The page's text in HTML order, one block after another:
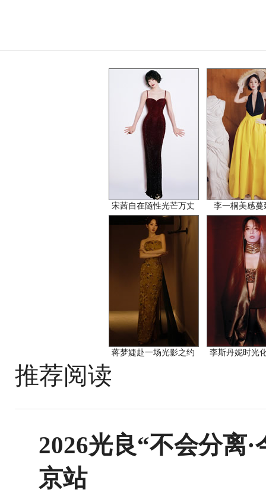
宋茜自在随性光芒万丈 李一桐美感蔓
蒋梦婕赴一场光影之约 李斯丹妮时光
推荐阅读
2026光良“不会分离
京站